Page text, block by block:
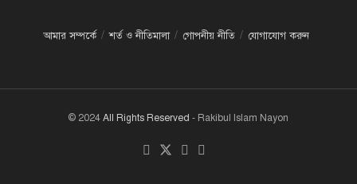
আমার সম্পর্কে শর্ত ও নীতিমালা গোপনীয় নীতি যোগাযোগ করুন
© 2024 All Rights Reserved - Rakibul Islam Nayon